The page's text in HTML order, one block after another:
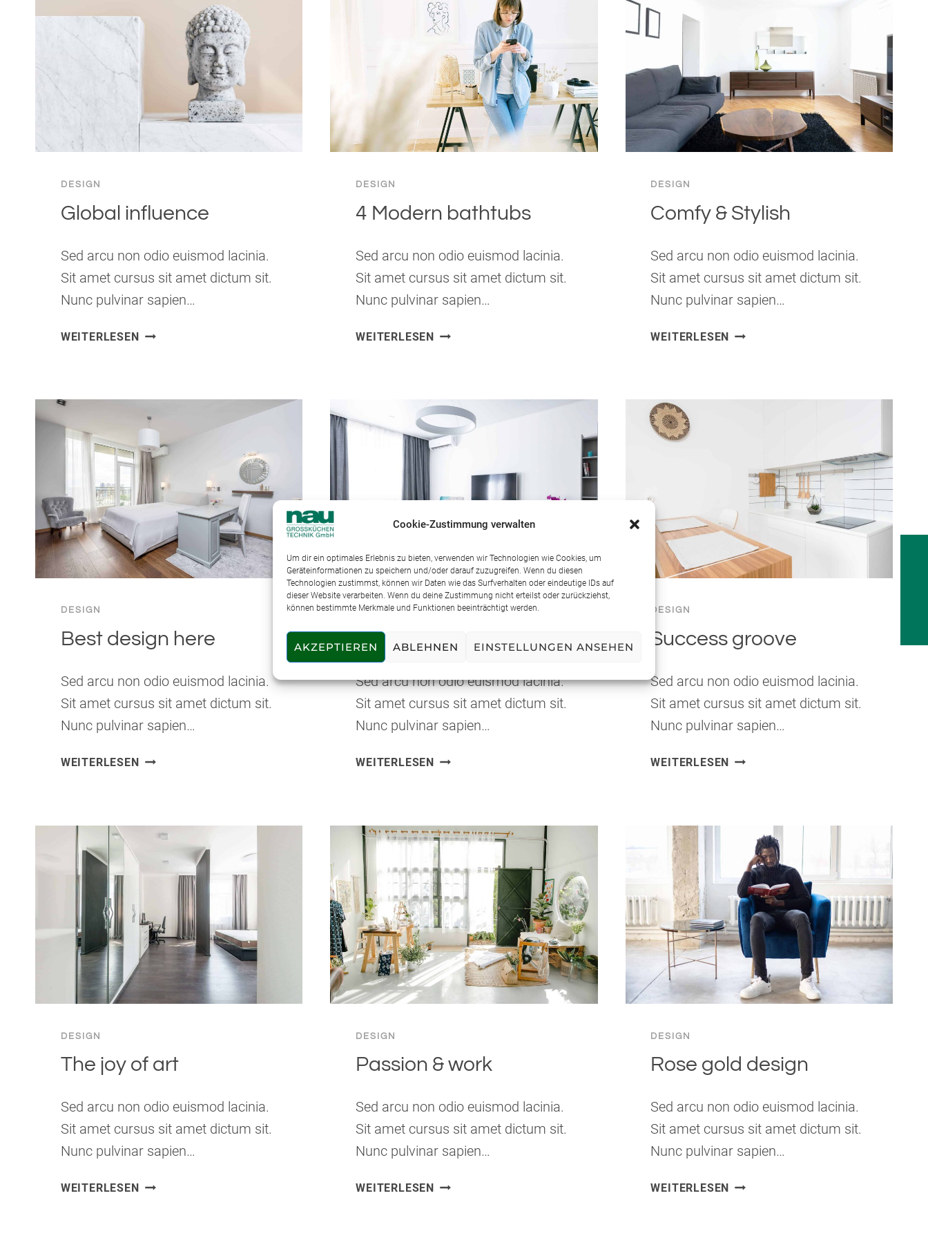
Cookie-Zustimmung verwalten
Um dir ein optimales Erlebnis zu bieten, verwenden wir Technologien wie Cookies, um
Geräteinformationen zu speichern und/oder darauf zuzugreifen. Wenn du diesen
Technologien zustimmst, können wir Daten wie das Surfverhalten oder eindeutige IDs auf
dieser Website verarbeiten. Wenn du deine Zustimmung nicht erteilst oder zurückziehst,
können bestimmte Merkmale und Funktionen beeinträchtigt werden.
AKZEPTIEREN ABLEHNEN EINSTELLUNGEN ANSEHEN
DESIGN
Global influence
Sed arcu non odio euismod lacinia.
Sit amet cursus sit amet dictum sit.
Nunc pulvinar sapien…
WEITERLESENGLOBAL
DESIGN
4 Modern bathtubs
Sed arcu non odio euismod lacinia.
Sit amet cursus sit amet dictum sit.
Nunc pulvinar sapien…
WEITERLESEN4
DESIGN
Comfy & Stylish
Sed arcu non odio euismod lacinia.
Sit amet cursus sit amet dictum sit.
Nunc pulvinar sapien…
WEITERLESEN COMFY
DESIGN
Best design here
Sed arcu non odio euismod lacinia.
Sit amet cursus sit amet dictum sit.
Nunc pulvinar sapien…
WEITERLESENBEST
DESIGN
Virtual dreamtime
Sed arcu non odio euismod lacinia.
Sit amet cursus sit amet dictum sit.
Nunc pulvinar sapien…
WEITERLESENVIRTUAL
DESIGN
Success groove
Sed arcu non odio euismod lacinia.
Sit amet cursus sit amet dictum sit.
Nunc pulvinar sapien…
WEITERLESEN SUCCESS
DESIGN
The joy of art
Sed arcu non odio euismod lacinia.
Sit amet cursus sit amet dictum sit.
Nunc pulvinar sapien…
WEITERLESENTHE
DESIGN
Passion & work
Sed arcu non odio euismod lacinia.
Sit amet cursus sit amet dictum sit.
Nunc pulvinar sapien…
WEITERLESENPASSION
DESIGN
Rose gold design
Sed arcu non odio euismod lacinia.
Sit amet cursus sit amet dictum sit.
Nunc pulvinar sapien…
WEITERLESEN ROSE